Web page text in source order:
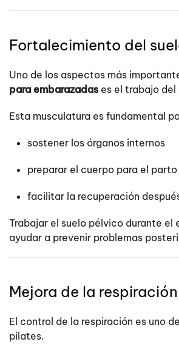
Fortalecimiento del
Uno de los aspectos más
para embarazadases el trabajo del
Esta musculatura es fundamental
sostener los órganos internos
preparar el cuerpo para el parto
facilitar la recuperación
Trabajar el suelo pélvico durante el
ayudar a prevenir problemas
Mejora de la respiración
El control de la respiración es uno
pilates.